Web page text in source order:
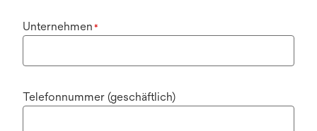
Unternehmen *
Telefonnummer (geschäftlich)